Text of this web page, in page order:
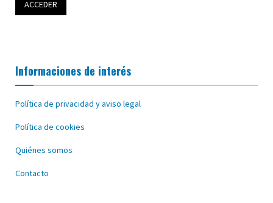
Informaciones de interés
Política de privacidad y aviso legal
Política de cookies
Quiénes somos
Contacto